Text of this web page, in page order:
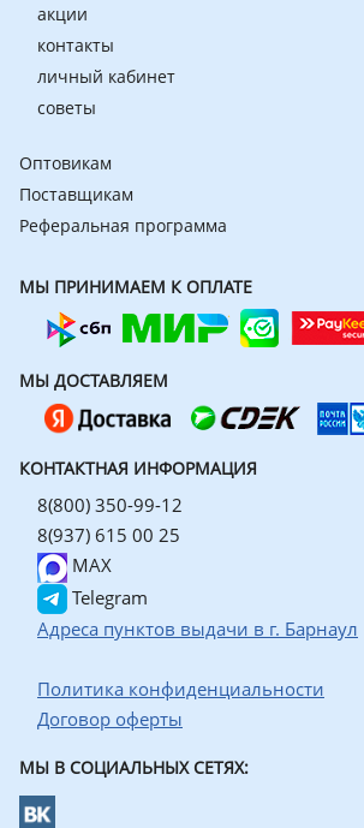
акции
контакты
личный кабинет
советы
Оптовикам
Поставщикам
Реферальная программа
МЫ ПРИНИМАЕМ К ОПЛАТЕ
МЫ ДОСТАВЛЯЕМ
КОНТАКТНАЯ ИНФОРМАЦИЯ
8(800) 350-99-12
8(937) 615 00 25
MAX
Telegram
Адреса пунктов выдачи в г. Барнаул
Политика конфиденциальности
Договор оферты
МЫ В СОЦИАЛЬНЫХ СЕТЯХ: